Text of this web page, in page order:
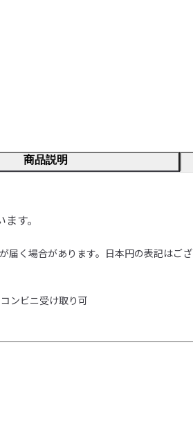
商品説明
す。
ンビニ受け取り可